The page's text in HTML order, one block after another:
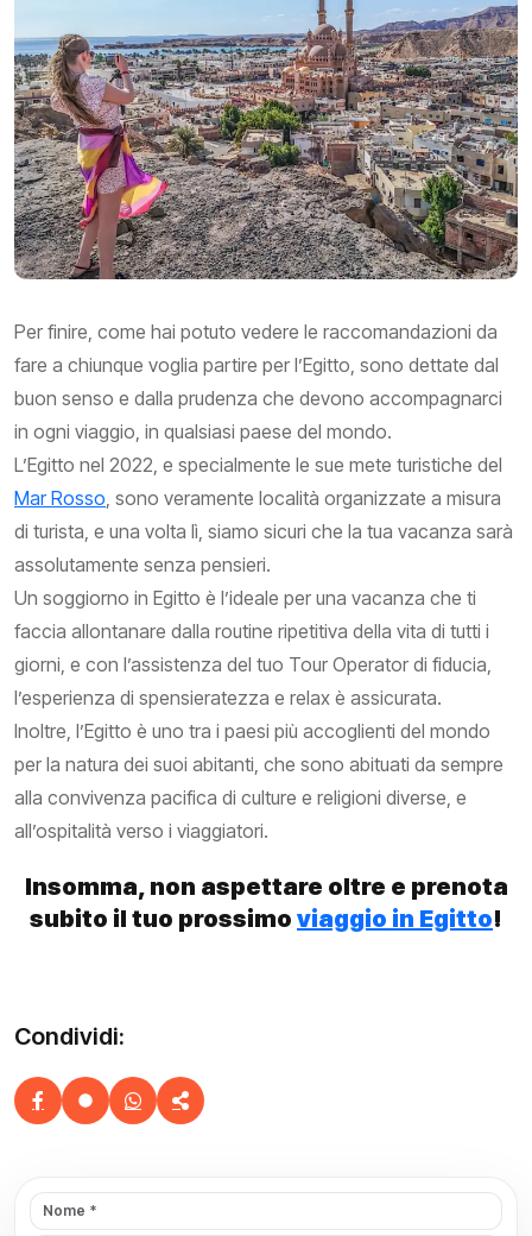
Per finire, come hai potuto vedere le raccomandazioni da
fare a chiunque voglia partire per l’Egitto, sono dettate dal
buon senso e dalla prudenza che devono accompagnarci
in ogni viaggio, in qualsiasi paese del mondo.
L’Egitto nel 2022, e specialmente le sue mete turistiche del
Mar Rosso , sono veramente località organizzate a misura
di turista, e una volta lì, siamo sicuri che la tua vacanza sarà
assolutamente senza pensieri.
Un soggiorno in Egitto è l’ideale per una vacanza che ti
faccia allontanare dalla routine ripetitiva della vita di tutti i
giorni, e con l’assistenza del tuo Tour Operator di fiducia,
l’esperienza di spensieratezza e relax è assicurata.
Inoltre, l’Egitto è uno tra i paesi più accoglienti del mondo
per la natura dei suoi abitanti, che sono abituati da sempre
alla convivenza pacifica di culture e religioni diverse, e
all’ospitalità verso i viaggiatori.
Insomma, non aspettare oltre e prenota
subito il tuo prossimo viaggio in Egitto!
Condividi: